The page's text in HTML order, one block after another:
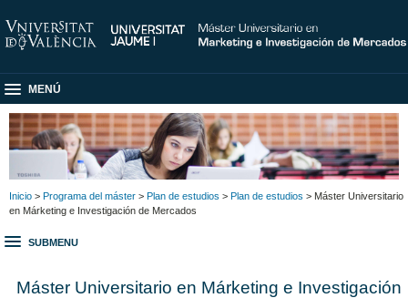
MENÚ
Inicio > Programa del máster > Plan de estudios > Plan de estudios > Máster Universitario
en Márketing e Investigación de Mercados
SUBMENU
Máster Universitario en Márketing e Investigación